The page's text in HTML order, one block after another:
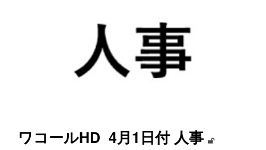
ワコールHD 4月1日付 人事